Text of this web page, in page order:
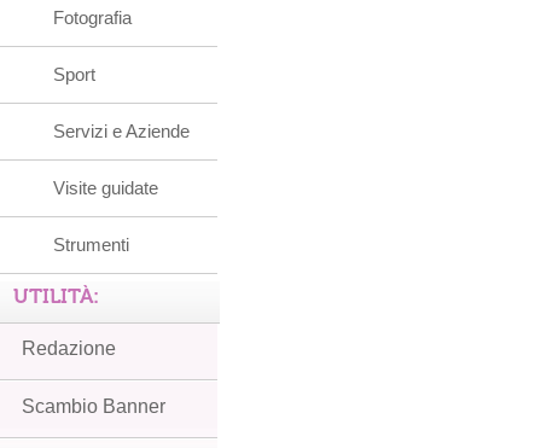
Fotografia
Sport
Servizi e Aziende
Visite guidate
Strumenti
UTILITÀ:
Redazione
Scambio Banner